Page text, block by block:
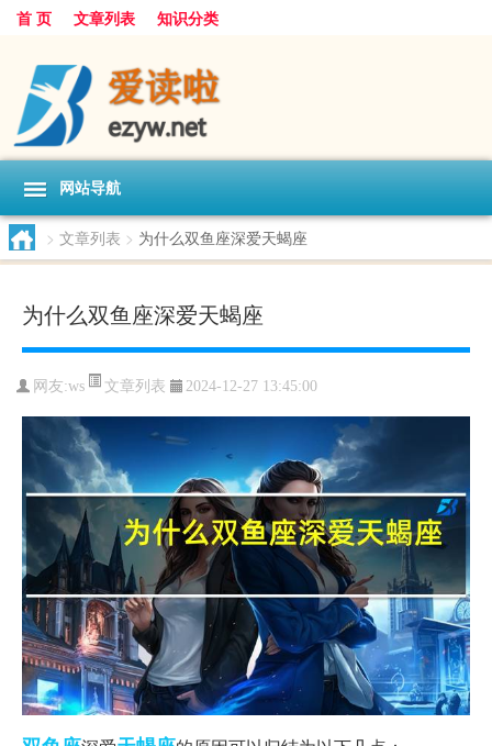
首 页 文章列表 知识分类
网站导航
> 文章列表 > 为什么双鱼座深爱天蝎座
为什么双鱼座深爱天蝎座
网友:ws 文章列表 2024-12-27 13:45:00